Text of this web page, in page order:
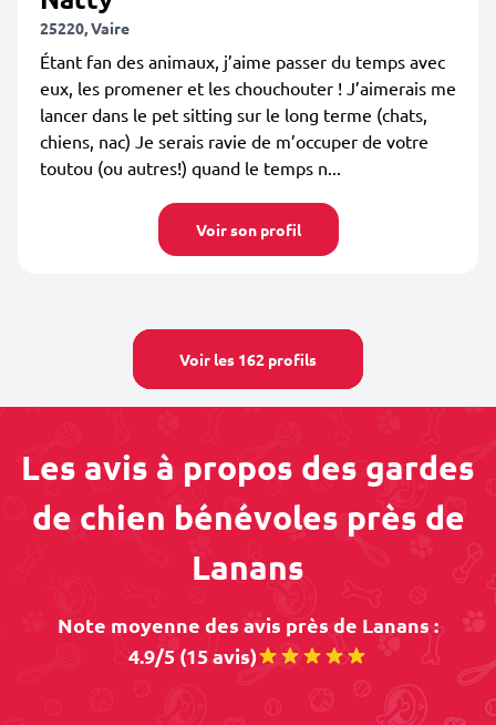
25220, Vaire
Étant fan des animaux, j’aime passer du temps avec
eux, les promener et les chouchouter ! J’aimerais me
lancer dans le pet sitting sur le long terme (chats,
chiens, nac) Je serais ravie de m’occuper de votre
toutou (ou autres!) quand le temps n...
Voir son profil
Voir les 162 profils
Les avis à propos des gardes
de chien bénévoles près de
Lanans
Note moyenne des avis près de Lanans :
4.9/5 (15 avis)